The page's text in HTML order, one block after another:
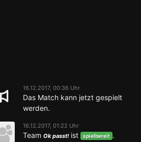
16.12.2017, 00:36 Uhr
Das Match kann jetzt gespielt
werden.
16.12.2017, 01:22 Uhr
Team Ok passt! ist spielbereit .